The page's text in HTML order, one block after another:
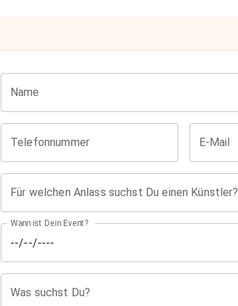
Name
Telefonnummer E-Mail
Für welchen Anlass suchst Du einen Künstler?
Wann ist Dein Event?
Was suchst Du?